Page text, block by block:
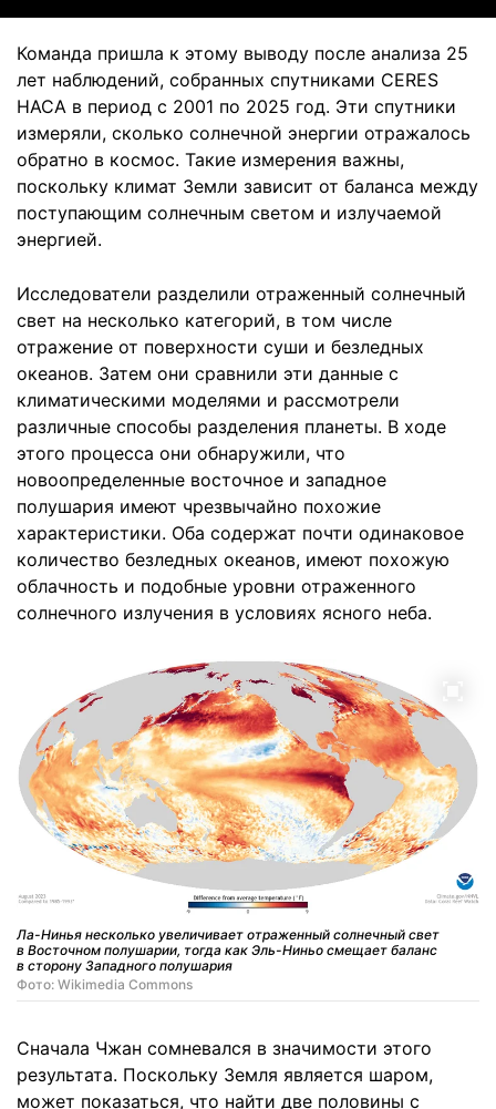
Команда пришла к этому выводу после анализа 25
лет наблюдений, собранных спутниками CERES
НАСА в период с 2001 по 2025 год. Эти спутники
измеряли, сколько солнечной энергии отражалось
обратно в космос. Такие измерения важны,
поскольку климат Земли зависит от баланса между
поступающим солнечным светом и излучаемой
энергией.
Исследователи разделили отраженный солнечный
свет на несколько категорий, в том числе
отражение от поверхности суши и безледных
океанов. Затем они сравнили эти данные с
климатическими моделями и рассмотрели
различные способы разделения планеты. В ходе
этого процесса они обнаружили, что
новоопределенные восточное и западное
полушария имеют чрезвычайно похожие
характеристики. Оба содержат почти одинаковое
количество безледных океанов, имеют похожую
облачность и подобные уровни отраженного
солнечного излучения в условиях ясного неба.
Ла-Нинья несколько увеличивает отраженный солнечный свет
в Восточном полушарии, тогда как Эль-Ниньо смещает баланс
в сторону Западного полушария
Фото: Wikimedia Commons
Сначала Чжан сомневался в значимости этого
результата. Поскольку Земля является шаром,
может показаться, что найти две половины с